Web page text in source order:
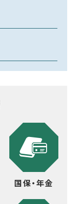
国保・年金